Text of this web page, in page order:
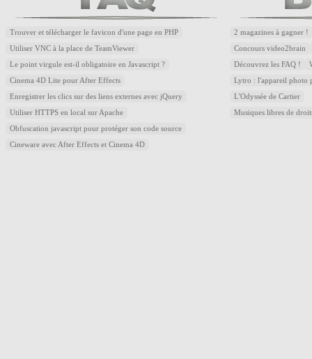
Trouver et télécharger le favicon d'une page en PHP
Utiliser VNC à la place de TeamViewer
Le point virgule est-il obligatoire en Javascript ?
Cinema 4D Lite pour After Effects
Enregistrer les clics sur des liens externes avec jQuery
Utiliser HTTPS en local sur Apache
Obfuscation javascript pour protéger son code source
Cineware avec After Effects et Cinema 4D
2 magazines à gagner !
Concours video2brain
Découvrez les FAQ !
Lytro : l'appareil photo
L'Odyssée de Cartier
Musiques libres de